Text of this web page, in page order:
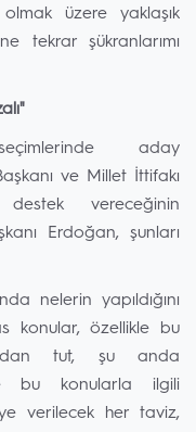
üzere yaklaşık
tekrar şükranlarımı
aday
ve Millet İttifakı
vereceğinin
Erdoğan, şunları
nelerin yapıldığını
konular, özellikle bu
tut, şu anda
bu konularla ilgili
verilecek her taviz,